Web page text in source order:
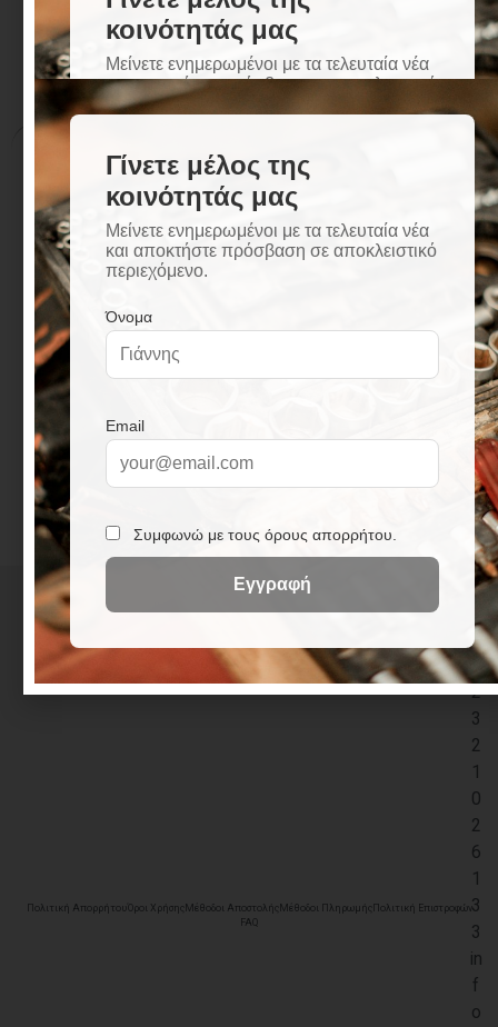
Περιγραφή
Περιγραφή
Διαστάσεις: 78 x 43 εκατοστά
Περίμετρος οπής: 76 x 41 εκατοστά
Βάθος γούρνας 16 εκατοστά
Πάχος ελάσματος: 0,6 χιλιοστά
Δεξιά ποδιά
Επιφάνεια Satine
Δεν περιλαμβάνονται βαλβίδες, σιφόνια
Εγγύηση 5 ετών
Πολιτική ΑπορρήτουΌροι Χρήσης Μέθοδοι Αποστολής Μέθοδοι Πληρωμής Πολιτική Επιστροφών
FAQ
3
2
3
2
1
0
2
6
1
3
3
in
f
o